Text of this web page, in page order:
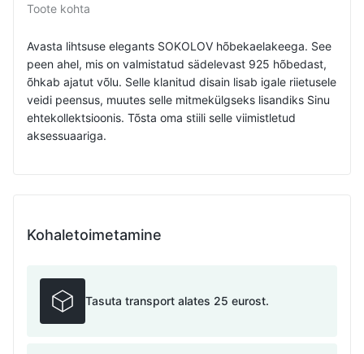
Toote kohta
Avasta lihtsuse elegants SOKOLOV hõbekaelakeega. See
peen ahel, mis on valmistatud sädelevast 925 hõbedast,
õhkab ajatut võlu. Selle klanitud disain lisab igale riietusele
veidi peensus, muutes selle mitmekülgseks lisandiks Sinu
ehtekollektsioonis. Tõsta oma stiili selle viimistletud
aksessuaariga.
Kohaletoimetamine
Tasuta transport alates 25 eurost.